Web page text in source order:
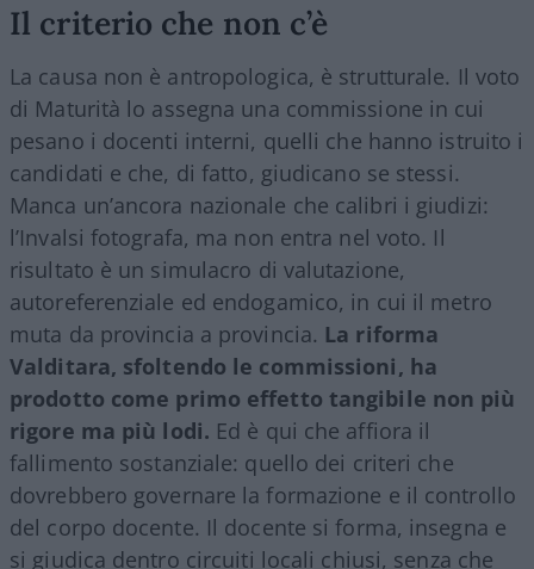
Il criterio che non c’è
La causa non è antropologica, è strutturale. Il voto
di Maturità lo assegna una commissione in cui
pesano i docenti interni, quelli che hanno istruito i
candidati e che, di fatto, giudicano se stessi.
Manca un’ancora nazionale che calibri i giudizi:
l’Invalsi fotografa, ma non entra nel voto. Il
risultato è un simulacro di valutazione,
autoreferenziale ed endogamico, in cui il metro
muta da provincia a provincia. La riforma
Valditara, sfoltendo le commissioni, ha
prodotto come primo effetto tangibile non più
rigore ma più lodi. Ed è qui che affiora il
fallimento sostanziale: quello dei criteri che
dovrebbero governare la formazione e il controllo
del corpo docente. Il docente si forma, insegna e
si giudica dentro circuiti locali chiusi, senza che